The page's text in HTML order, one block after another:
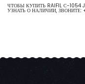
ЧТОБЫ КУПИТЬ RAIFIL С-1054
УЗНАТЬ О НАЛИЧИИ, ЗВОНИТЕ: